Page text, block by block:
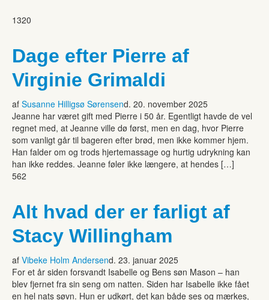
1320
Dage efter Pierre af
Virginie Grimaldi
af Susanne Hilligsø Sørensend. 20. november 2025
Jeanne har været gift med Pierre i 50 år. Egentligt havde de vel
regnet med, at Jeanne ville dø først, men en dag, hvor Pierre
som vanligt går til bageren efter brød, men ikke kommer hjem.
Han falder om og trods hjertemassage og hurtig udrykning kan
han ikke reddes. Jeanne føler ikke længere, at hendes […]
562
Alt hvad der er farligt af
Stacy Willingham
af Vibeke Holm Andersend. 23. januar 2025
For et år siden forsvandt Isabelle og Bens søn Mason – han
blev fjernet fra sin seng om natten. Siden har Isabelle ikke fået
en hel nats søvn. Hun er udkørt, det kan både ses og mærkes,